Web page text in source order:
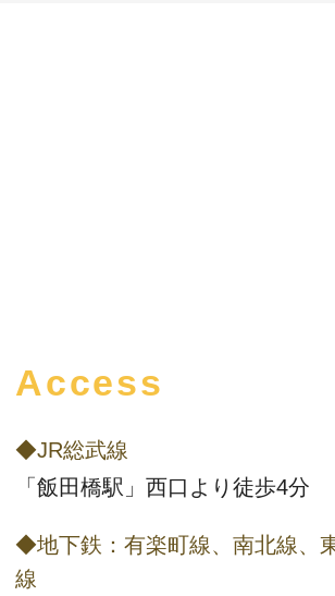
Access
◆JR総武線
「飯田橋駅」西口より徒歩4分
◆地下鉄：有楽町線、南北線、
線